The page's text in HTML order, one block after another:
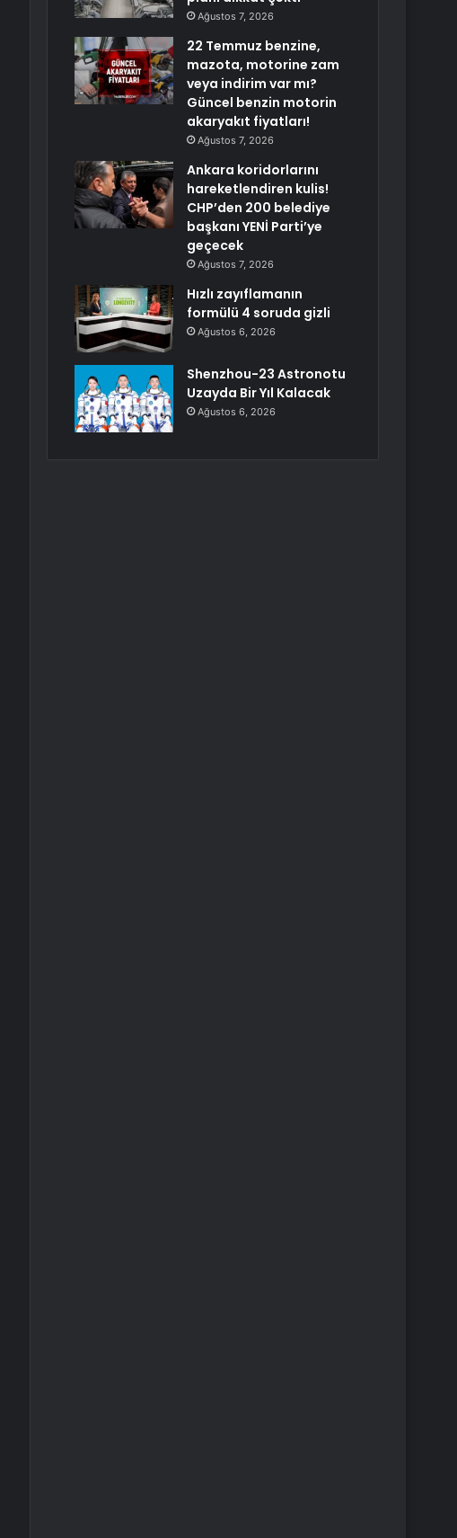
Ağustos 7, 2026
22 Temmuz benzine,
mazota, motorine zam
veya indirim var mı?
Güncel benzin motorin
akaryakıt fiyatları!
Ağustos 7, 2026
Ankara koridorlarını
hareketlendiren kulis!
CHP’den 200 belediye
başkanı YENİ Parti’ye
geçecek
Ağustos 7, 2026
Hızlı zayıflamanın
formülü 4 soruda gizli
Ağustos 6, 2026
Shenzhou-23 Astronotu
Uzayda Bir Yıl Kalacak
Ağustos 6, 2026